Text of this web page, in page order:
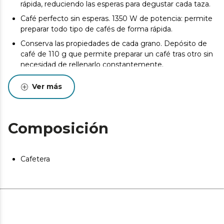
rápida, reduciendo las esperas para degustar cada taza.
Café perfecto sin esperas. 1350 W de potencia: permite
preparar todo tipo de cafés de forma rápida.
Conserva las propiedades de cada grano. Depósito de
café de 110 g que permite preparar un café tras otro sin
necesidad de rellenarlo constantemente.
Molienda a medida para cada variedad de grano. 5
niveles de molido: permite ajustar el grosor de molienda
a las necesidades de cada variedad de grano.
que ofrecen gran resistencia y una molienda precisa.
da un toque diferencial a la cafetera.
Ver más
Composición
Cafetera